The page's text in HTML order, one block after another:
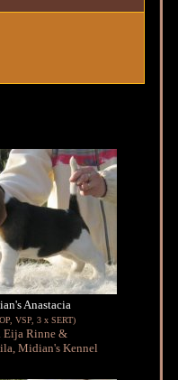
Anastacia
VSP, 3 x SERT)
Eija Rinne &
Midian's Kennel